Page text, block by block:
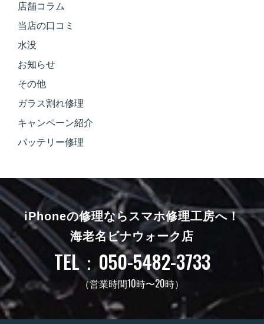
店舗コラム
当店の口コミ
水没
お知らせ
その他
ガラス割れ修理
キャンペーン紹介
バッテリー修理
iPhoneの修理ならスマホ修理工房へ！
海老名ビナウォーク店
TEL：050-5482-3733
（営業時間10時〜20時）